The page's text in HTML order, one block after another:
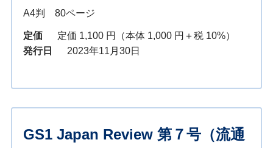
A4判 80ページ
定価
定価 1,100 円（本体 1,000 円＋税 10%）
発行日
2023年11月30日
GS1 Japan Review 第７号（流通